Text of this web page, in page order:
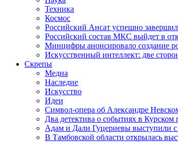
Техника
Космос
Российский Ансат успешно
Российский состав МКС выйдет в
Минцифры анонсировало создание
Искусственный интеллект: две
Скрепы
Медиа
Наследие
Искусство
Идеи
Символ-опера об Александре
Два детектива о событиях в Курском
Адам и Дали Гуцериевы выступили
В Тамбовской области открылась